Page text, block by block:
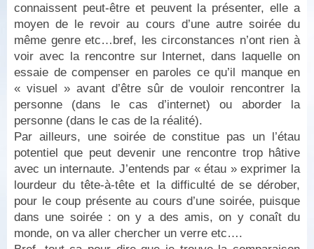
connaissent peut-être et peuvent la présenter, elle a
moyen de le revoir au cours d’une autre soirée du
même genre etc…bref, les circonstances n’ont rien à
voir avec la rencontre sur Internet, dans laquelle on
essaie de compenser en paroles ce qu’il manque en
« visuel » avant d’être sûr de vouloir rencontrer la
personne (dans le cas d’internet) ou aborder la
personne (dans le cas de la réalité).
Par ailleurs, une soirée de constitue pas un l’étau
potentiel que peut devenir une rencontre trop hâtive
avec un internaute. J’entends par « étau » exprimer la
lourdeur du tête-à-tête et la difficulté de se dérober,
pour le coup présente au cours d’une soirée, puisque
dans une soirée : on y a des amis, on y conaît du
monde, on va aller chercher un verre etc….